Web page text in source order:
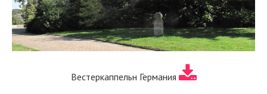
Вестеркаппельн Германия